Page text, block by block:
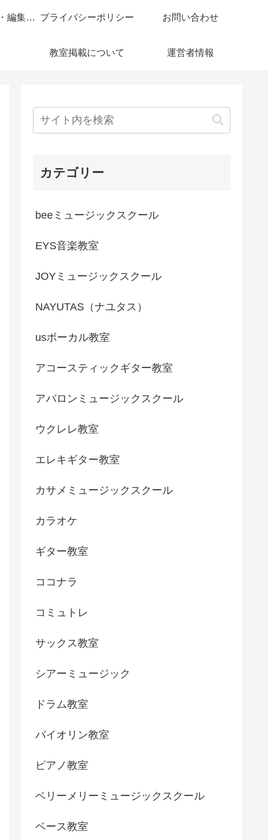
コンテンツ制作・編集ポリシー プライバシーポリシー お問い合わせ
教室掲載について 運営者情報
カテゴリー
beeミュージックスクール
EYS音楽教室
JOYミュージックスクール
NAYUTAS（ナユタス）
usボーカル教室
アコースティックギター教室
アバロンミュージックスクール
ウクレレ教室
エレキギター教室
カサメミュージックスクール
カラオケ
ギター教室
ココナラ
コミュトレ
サックス教室
シアーミュージック
ドラム教室
バイオリン教室
ピアノ教室
ベリーメリーミュージックスクール
ベース教室